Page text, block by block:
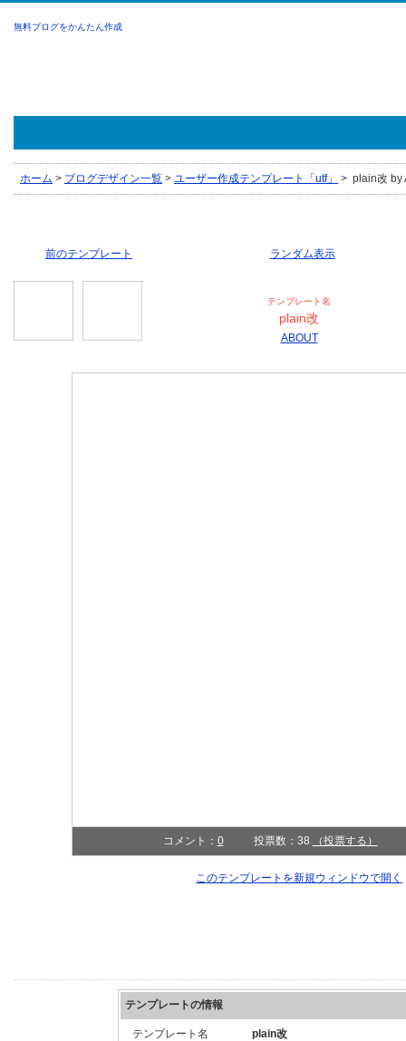
無料ブログをかんたん作成
ホーム > ブログデザイン一覧 > ユーザー作成テンプレート「utf」 > plain改 by
前のテンプレート ランダム表示
テンプレート名
plain改
ABOUT
コメント： 0 投票数：38 （投票する）
このテンプレートを新規ウィンドウで開く
テンプレートの情報
テンプレート名 plain改